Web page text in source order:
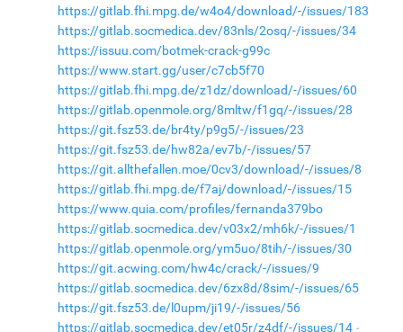
https://gitlab.fhi.mpg.de/w4o4/download/-/issues/183
https://gitlab.socmedica.dev/83nls/2osq/-/issues/34
https://issuu.com/botmek-crack-g99c
https://www.start.gg/user/c7cb5f70
https://gitlab.fhi.mpg.de/z1dz/download/-/issues/60
https://gitlab.openmole.org/8mltw/f1gq/-/issues/28
https://git.fsz53.de/br4ty/p9g5/-/issues/23
https://git.fsz53.de/hw82a/ev7b/-/issues/57
https://git.allthefallen.moe/0cv3/download/-/issues/8
https://gitlab.fhi.mpg.de/f7aj/download/-/issues/15
https://www.quia.com/profiles/fernanda379bo
https://gitlab.socmedica.dev/v03x2/mh6k/-/issues/1
https://gitlab.openmole.org/ym5uo/8tih/-/issues/30
https://git.acwing.com/hw4c/crack/-/issues/9
https://gitlab.socmedica.dev/6zx8d/8sim/-/issues/65
https://git.fsz53.de/l0upm/ji19/-/issues/56
https://gitlab.socmedica.dev/et05r/z4df/-/issues/14